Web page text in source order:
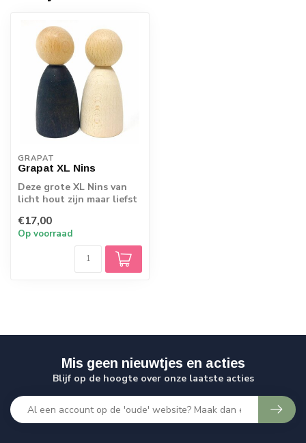
GRAPAT
Grapat XL Nins
Deze grote XL Nins van
licht hout zijn maar liefst
bijvoo...
€17,00
Op voorraad
Mis geen nieuwtjes en acties
Blijf op de hoogte over onze laatste acties